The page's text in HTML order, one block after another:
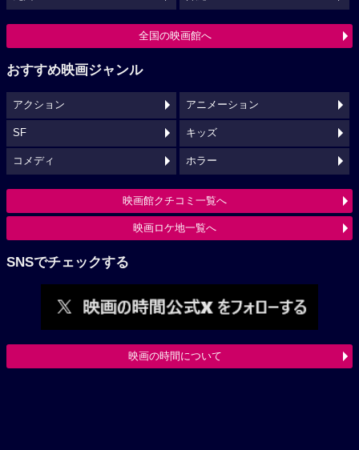
全国の映画館へ
おすすめ映画ジャンル
アクション アニメーション
SF キッズ
コメディ ホラー
映画館クチコミ一覧へ
映画ロケ地一覧へ
SNSでチェックする
映画の時間について